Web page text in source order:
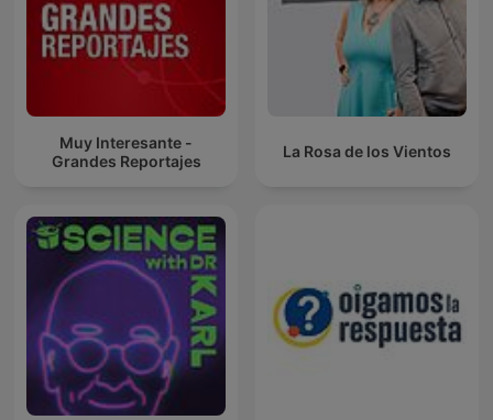
Muy Interesante -
Grandes Reportajes
La Rosa de los Vientos